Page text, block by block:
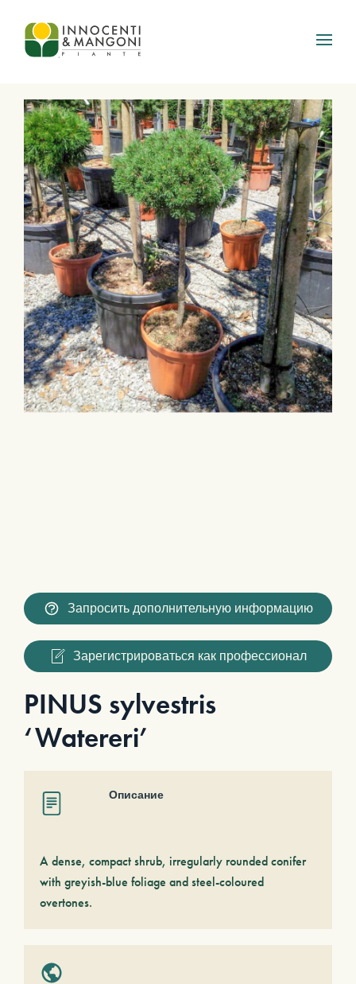
Skip to main content
Запросить дополнительную информацию
Зарегистрироваться как профессионал
PINUS sylvestris
‘Watereri’
Описание
A dense, compact shrub, irregularly rounded conifer
with greyish-blue foliage and steel-coloured
overtones.